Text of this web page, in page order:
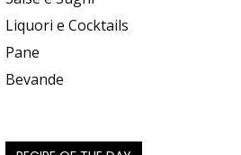
Liquori e Cocktails
Pane
Bevande